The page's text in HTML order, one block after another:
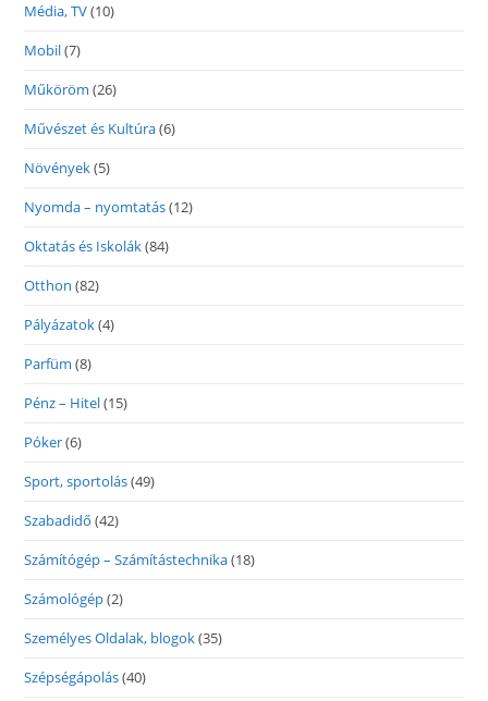
Média, TV(10)
Mobil(7)
Műköröm (26)
Művészet és Kultúra(6)
Növények(5)
Nyomda – nyomtatás(12)
Oktatás és Iskolák(84)
Otthon (82)
Pályázatok(4)
Parfüm (8)
Pénz – Hitel(15)
Póker(6)
Sport, sportolás(49)
Szabadidő (42)
Számítógép – Számítástechnika(18)
Számológép(2)
Személyes Oldalak, blogok(35)
Szépségápolás(40)